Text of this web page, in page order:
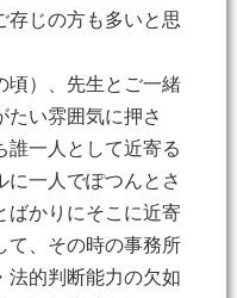
存じの方も多いと思
頃）、先生とご一緒
たい雰囲気に押さ
誰一人として近寄る
に一人でぽつんとさ
ばかりにそこに近寄
て、その時の事務所
法的判断能力の欠如